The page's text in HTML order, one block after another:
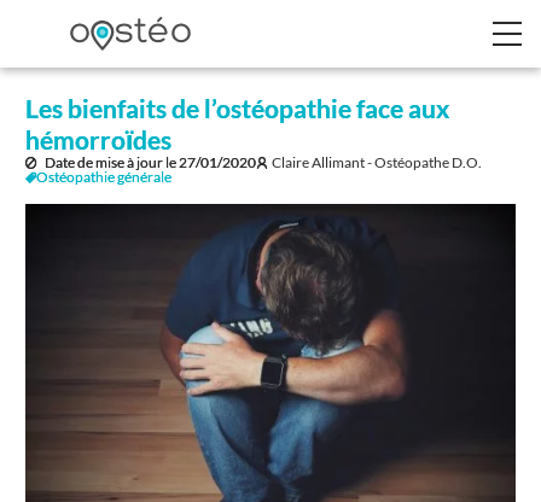
Les bienfaits de l’ostéopathie face aux
hémorroïdes
Date de mise à jour le27/01/2020
Claire Allimant - Ostéopathe D.O.
Ostéopathie générale